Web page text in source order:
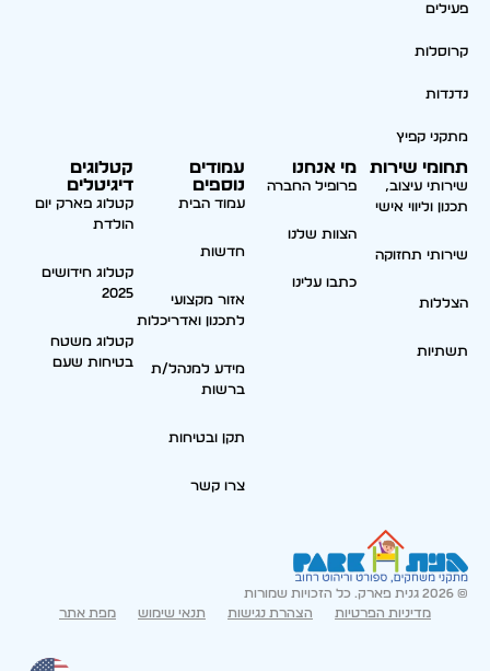
פעילים
קרוסלות
נדנדות
מתקני קפיץ
תחומי שירות
שירותי עיצוב,
תכנון וליווי אישי
שירותי תחזוקה
הצללות
תשתיות
מי אנחנו
פרופיל החברה
הצוות שלנו
כתבו עלינו
עמודים
נוספים
עמוד הבית
חדשות
אזור מקצועי
לתכנון ואדריכלות
מידע למנהל/ת
ברשות
תקן ובטיחות
צרו קשר
קטלוגים
דיגיטלים
קטלוג פארק יום
הולדת
קטלוג חידושים
2025
קטלוג משטח
בטיחות שעם
© 2026 גנית פארק. כל הזכויות שמורות
מדיניות הפרטיות
הצהרת נגישות תנאי שימוש מפת אתר